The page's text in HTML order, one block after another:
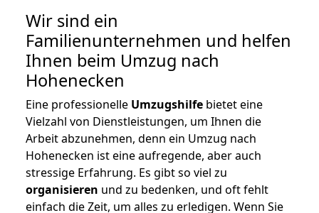
Wir sind ein
Familienunternehmen und helfen
Ihnen beim Umzug nach
Hohenecken
Eine professionelle Umzugshilfe bietet eine
Vielzahl von Dienstleistungen, um Ihnen die
Arbeit abzunehmen, denn ein Umzug nach
Hohenecken ist eine aufregende, aber auch
stressige Erfahrung. Es gibt so viel zu
organisieren und zu bedenken, und oft fehlt
einfach die Zeit, um alles zu erledigen. Wenn Sie